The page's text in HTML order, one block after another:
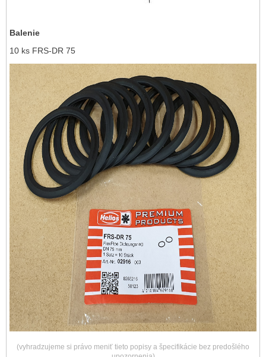
Balenie
10 ks FRS-DR 75
(vyhradzujeme si právo meniť tieto popisy a špecifikácie bez predošlého